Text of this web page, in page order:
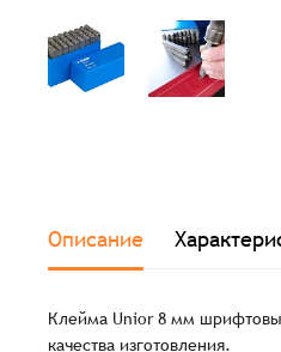
Описание
Клейма Unior 8 мм
качества изготовления.